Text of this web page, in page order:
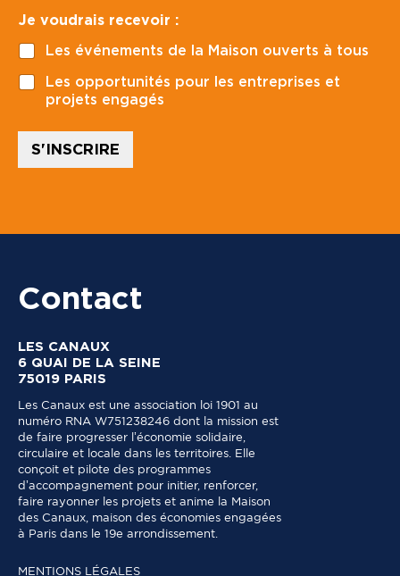
p
o
s
t
a
Je voudrais recevoir :
Les événements de la Maison ouverts à tous
Les opportunités pour les entreprises et
projets engagés
S'INSCRIRE
Contact
LES CANAUX
6 QUAI DE LA SEINE
75019 PARIS
Les Canaux est une association loi 1901 au
numéro RNA W751238246 dont la mission est
de faire progresser l’économie solidaire,
circulaire et locale dans les territoires. Elle
conçoit et pilote des programmes
d’accompagnement pour initier, renforcer,
faire rayonner les projets et anime la Maison
des Canaux, maison des économies engagées
à Paris dans le 19e arrondissement.
MENTIONS LÉGALES